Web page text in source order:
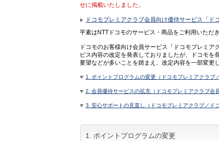
せに掲載いたしました。
ドコモプレミアクラブ会員向け優待サービス「ド
平素はNTTドコモのサービス・商品をご利用いただ
ドコモのお客様向け会員サービス「ドコモプレミ
ビス内容の改定を発表しておりましたが、ドコモ
要望などが多いことを踏まえ、改定内容を一部変更
1. ポイントプログラムの変更（ドコモプレミアクラブ
2. 会員優待サービスの拡充（ドコモプレミアクラブ会
3. 安心サポートの見直し（ドコモプレミアクラブ／ド
1. ポイントプログラムの変更